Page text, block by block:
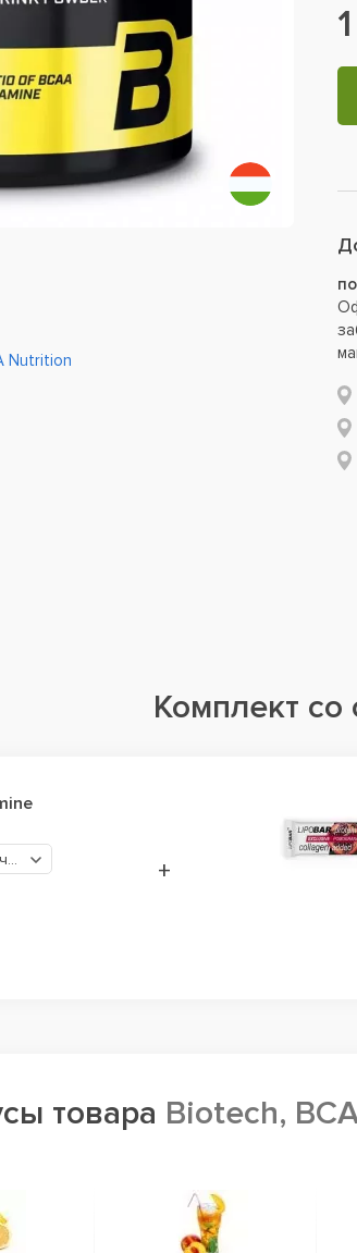
Nutrition
Комплект со
Персиковый холодный чай 1499 грн +
товара Biotech,